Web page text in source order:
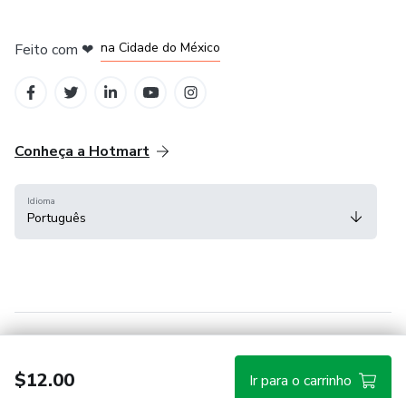
$12.00 Ir para o carrinho
Feito com ❤ na Cidade do México
Conheça a Hotmart
Idioma
Português